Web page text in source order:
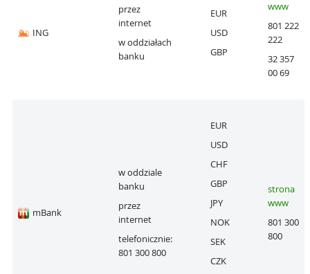
ING
przez
internet
w oddziałach
banku
EUR
USD
GBP
www
801 222
222
32 357
00 69
mBank
w oddziale
banku
przez
internet
telefonicznie:
801 300 800
EUR
USD
CHF
GBP
JPY
NOK
SEK
CZK
strona
www
801 300
800